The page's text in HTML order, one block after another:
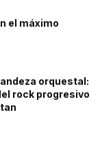
el máximo
orquestal:
rock progresivo